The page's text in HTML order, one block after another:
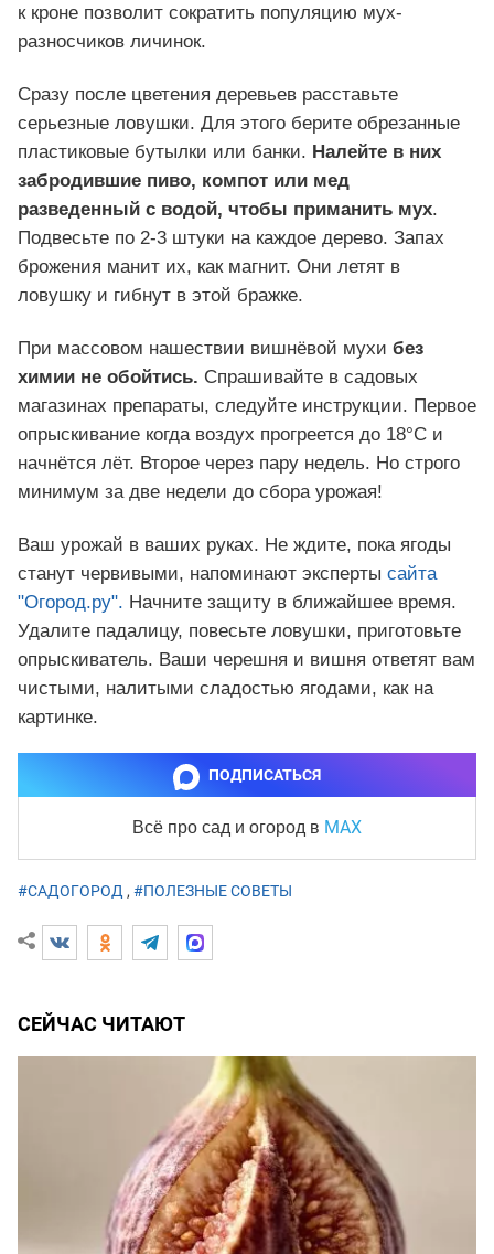
к кроне позволит сократить популяцию мух-
разносчиков личинок.
Сразу после цветения деревьев расставьте
серьезные ловушки. Для этого берите обрезанные
пластиковые бутылки или банки. Налейте в них
забродившие пиво, компот или мед
разведенный с водой, чтобы приманить мух.
Подвесьте по 2-3 штуки на каждое дерево. Запах
брожения манит их, как магнит. Они летят в
ловушку и гибнут в этой бражке.
При массовом нашествии вишнёвой мухи без
химии не обойтись. Спрашивайте в садовых
магазинах препараты, следуйте инструкции. Первое
опрыскивание когда воздух прогреется до 18°С и
начнётся лёт. Второе через пару недель. Но строго
минимум за две недели до сбора урожая!
Ваш урожай в ваших руках. Не ждите, пока ягоды
станут червивыми, напоминают эксперты сайта
"Огород.ру". Начните защиту в ближайшее время.
Удалите падалицу, повесьте ловушки, приготовьте
опрыскиватель. Ваши черешня и вишня ответят вам
чистыми, налитыми сладостью ягодами, как на
картинке.
ПОДПИСАТЬСЯ
Всё про сад и огород в MAX
#САДОГОРОД, #ПОЛЕЗНЫЕ СОВЕТЫ
СЕЙЧАС ЧИТАЮТ